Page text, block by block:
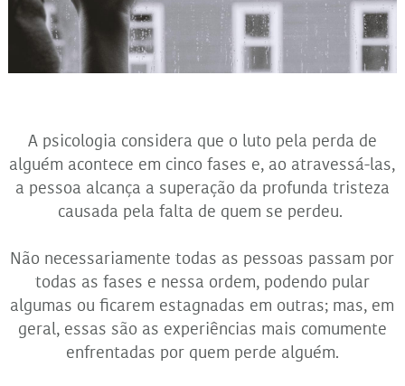
A psicologia considera que o luto pela perda de
alguém acontece em cinco fases e, ao atravessá-las,
a pessoa alcança a superação da profunda tristeza
causada pela falta de quem se perdeu.
Não necessariamente todas as pessoas passam por
todas as fases e nessa ordem, podendo pular
algumas ou ficarem estagnadas em outras; mas, em
geral, essas são as experiências mais comumente
enfrentadas por quem perde alguém.